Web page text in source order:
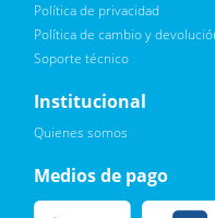
Leí, soy consciente de
mis datos personales y
Política de privacidad
Política de cambio y
Soporte técnico
Institucional
Quienes somos
Medios de pago